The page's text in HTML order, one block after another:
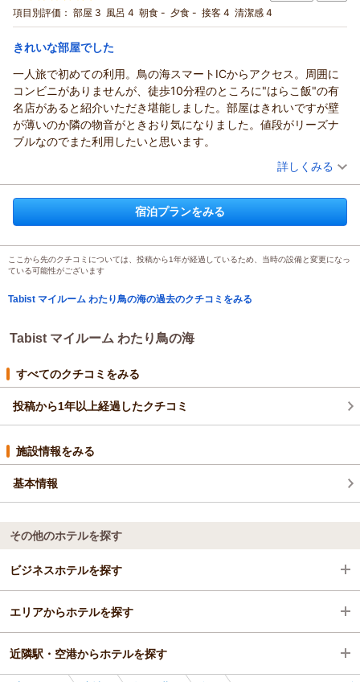
完備】（通年）
ツイン 食事なし
宿泊価格帯： 4,001～5,000円(大人一人あたり/税込)
項目別評価： 部屋 3 風呂 4 朝食 - 夕食 - 接客 4 清潔感 4
きれいな部屋でした
一人旅で初めての利用。鳥の海スマートICからアクセス。周囲に
コンビニがありませんが、徒歩10分程のところに"はらこ飯"の有
名店があると紹介いただき堪能しました。部屋はきれいですが壁
が薄いのか隣の物音がときおり気になりました。値段がリーズナ
ブルなのでまた利用したいと思います。
（投稿日：2025/11/29）
宿泊時期： 2025年11月宿泊 (一人旅)
投稿者： ケンさんさん(男性/60代)
★素泊まり★ 仙台空港から車で20分・無料駐車場あり♪【WIFI
完備】（通年）
宿泊価格帯： 4,001～5,000円(大人一人あたり/税込)
詳しくみる
宿泊プランをみる
ここから先のクチコミについては、投稿から1年が経過しているため、当時の設備と変更になっ
ている可能性がございます
Tabist マイルーム わたり鳥の海の過去のクチコミをみる
Tabist マイルーム わたり鳥の海
すべてのクチコミをみる
投稿から1年以上経過したクチコミ
施設情報をみる
基本情報
その他のホテルを探す
ビジネスホテルを探す
宮城県
白石・蔵王
エリアからホテルを探す
宮城県
近隣駅・空港からホテルを探す